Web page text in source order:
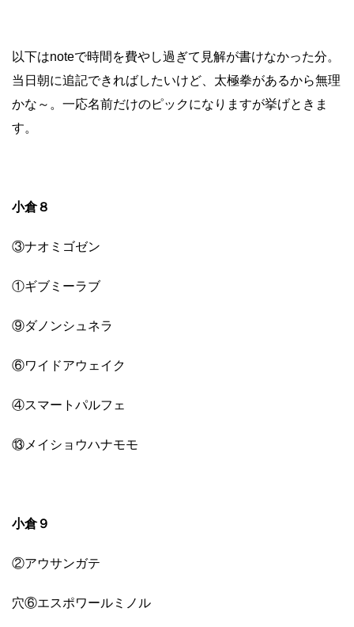
以下はnoteで時間を費やし過ぎて見解が書けなかった分。
当日朝に追記できればしたいけど、太極拳があるから無理
かな～。一応名前だけのピックになりますが挙げときま
す。
小倉８
③ナオミゴゼン
①ギブミーラブ
⑨ダノンシュネラ
⑥ワイドアウェイク
④スマートパルフェ
⑬メイショウハナモモ
小倉９
②アウサンガテ
穴⑥エスポワールミノル